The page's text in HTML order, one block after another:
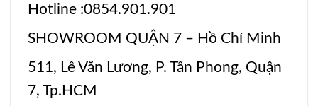
Hotline :0854.901.901
SHOWROOM QUẬN 7 – Hồ Chí Minh
511, Lê Văn Lương, P. Tân Phong, Quận
7, Tp.HCM